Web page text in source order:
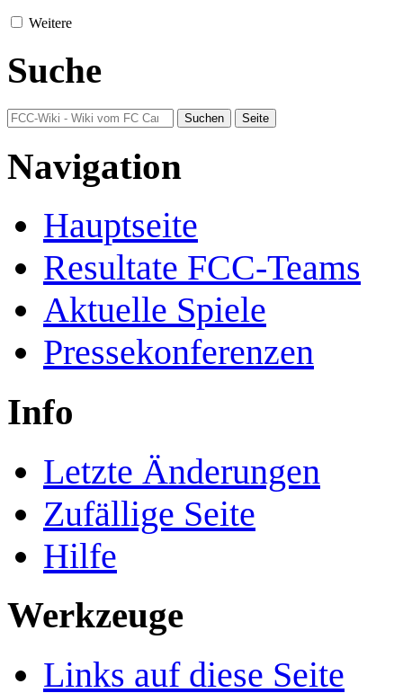
Weitere
Suche
Navigation
Hauptseite
Resultate FCC-Teams
Aktuelle Spiele
Pressekonferenzen
Info
Letzte Änderungen
Zufällige Seite
Hilfe
Werkzeuge
Links auf diese Seite